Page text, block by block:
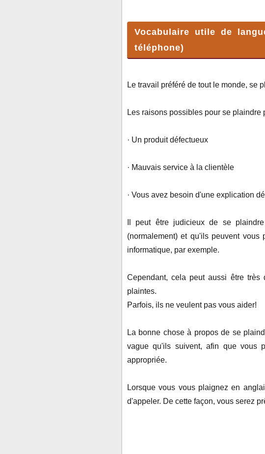
Vocabulaire utile de
téléphone)
Le travail préféré de tout le monde, se
Les raisons possibles pour se plaindre
· Un produit défectueux
· Mauvais service à la clientèle
· Vous avez besoin d'une explication
Il peut être judicieux de se
(normalement) et qu'ils peuvent
informatique, par exemple.
Cependant, cela peut aussi être
plaintes.
Parfois, ils ne veulent pas vous aider!
La bonne chose à propos de se
vague qu'ils suivent, afin que vous
appropriée.
Lorsque vous vous plaignez en
d'appeler. De cette façon, vous serez
Il est important de parler clairement et